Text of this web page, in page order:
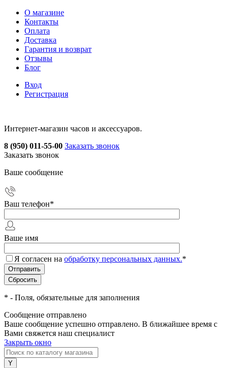
О магазине
Контакты
Оплата
Доставка
Гарантия и возврат
Отзывы
Блог
Вход
Регистрация
Интернет-магазин часов и аксессуаров.
8 (950) 011-55-00 Заказать звонок
Заказать звонок
Ваше сообщение
Ваш телефон*
Ваше имя
Я согласен на обработку персональных данных.*
* - Поля, обязательные для заполнения
Сообщение отправлено
Ваше сообщение успешно отправлено. В ближайшее время с
Вами свяжется наш специалист
Закрыть окно